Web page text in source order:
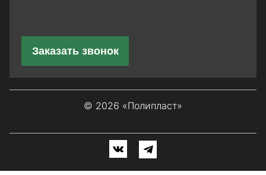
Заказать звонок
© 2026 «Полипласт»